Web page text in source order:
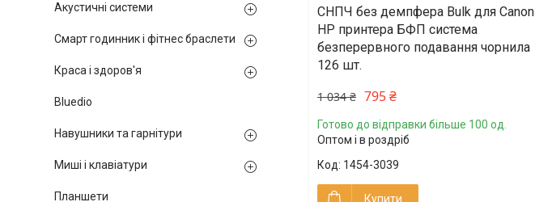
СНПЧ без демпфера Bulk для Canon
HP принтера БФП система
безперервного подавання чорнила
126 шт.
1 034 ₴ 795 ₴
Готово до відправки більше 100 од.
Оптом і в роздріб
1454-3039
Купити
Акустичні системи
Смарт годинник і фітнес браслети
Краса і здоров'я
Bluedio
Навушники та гарнітури
Миші і клавіатури
Планшети